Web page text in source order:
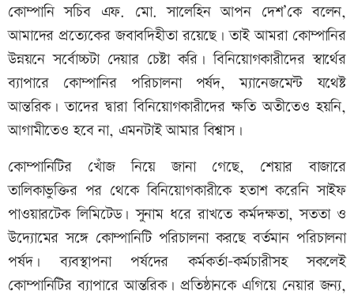
কোম্পানি সচিব এফ. মো. সালেহিন আপন দেশ’কে বলেন,
আমাদের প্রত্যেকের জবাবদিহীতা রয়েছে। তাই আমরা কোম্পানির
উন্নয়নে সর্বোচ্চটা দেয়ার চেষ্টা করি। বিনিয়োগকারীদের স্বার্থের
ব্যাপারে কোম্পানির পরিচালনা পর্ষদ, ম্যানেজমেন্ট যথেষ্ট
আন্তরিক। তাদের দ্বারা বিনিয়োগকারীদের ক্ষতি অতীতেও হয়নি,
আগামীতেও হবে না, এমনটাই আমার বিশ্বাস।
কোম্পানিটির খোঁজ নিয়ে জানা গেছে, শেয়ার বাজারে
তালিকাভুক্তির পর থেকে বিনিয়োগকারীকে হতাশ করেনি সাইফ
পাওয়ারটেক লিমিটেড। সুনাম ধরে রাখতে কর্মদক্ষতা, সততা ও
উদ্যোমের সঙ্গে কোম্পানিটি পরিচালনা করছে বর্তমান পরিচালনা
পর্ষদ। ব্যবস্থাপনা পর্ষদের কর্মকর্তা-কর্মচারীসহ সকলেই
কোম্পানিটির ব্যাপারে আন্তরিক। প্রতিষ্ঠানকে এগিয়ে নেয়ার জন্য,